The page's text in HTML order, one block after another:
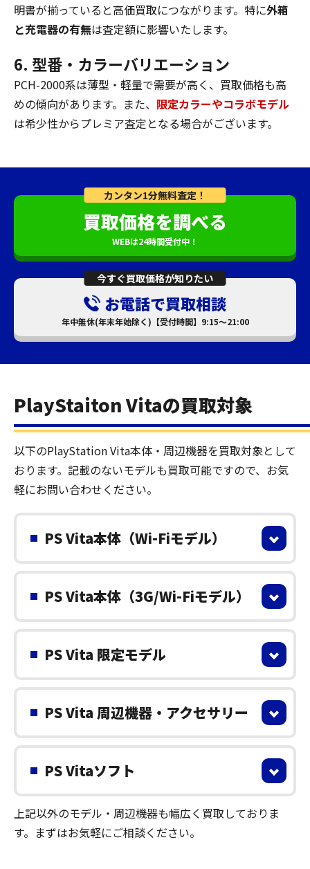
明書が揃っていると高価買取につながります。特に外箱
と充電器の有無は査定額に影響いたします。
6. 型番・カラーバリエーション
PCH-2000系は薄型・軽量で需要が高く、買取価格も高
めの傾向があります。また、 限定カラーやコラボモデル
は希少性からプレミア査定となる場合がございます。
カンタン1分無料査定！
買取価格を調べる
WEBは24時間受付中！
今すぐ買取価格が知りたい
お電話で買取相談
年中無休(年末年始除く)【受付時間】9:15～21:00
PlayStaiton Vitaの買取対象
以下のPlayStation Vita本体・周辺機器を買取対象として
おります。記載のないモデルも買取可能ですので、お気
軽にお問い合わせください。
PS Vita本体（Wi-Fiモデル）
PS Vita本体（3G/Wi-Fiモデル）
PS Vita 限定モデル
PS Vita 周辺機器・アクセサリー
PS Vitaソフト
上記以外のモデル・周辺機器も幅広く買取しておりま
す。まずはお気軽にご相談ください。